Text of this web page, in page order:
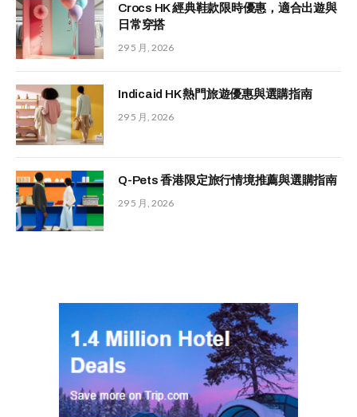
Crocs HK 經典鞋款限時優惠，適合出遊與
日常穿搭
29 5 月, 2026
Indicaid HK 熱門旅遊優惠與選購指南
29 5 月, 2026
Q-Pets 香港限定旅行情境推薦與選購指南
29 5 月, 2026